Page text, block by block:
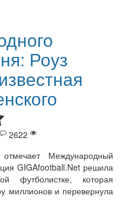
Роуз
2622
Международный
GIGAfootball.Net решила
футболистке, которая
миллионов и перевернула